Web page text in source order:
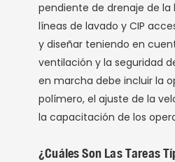
pendiente de drenaje de la
líneas de lavado y CIP
y diseñar teniendo en
ventilación y la seguridad
en marcha debe incluir la
polímero, el ajuste de la
la capacitación de los
¿Cuáles Son Las Tareas